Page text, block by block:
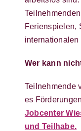
Ferienspielen,
internationalen
Wer kann
Teilnehmende
es
Jobcenter
und Teilhabe.